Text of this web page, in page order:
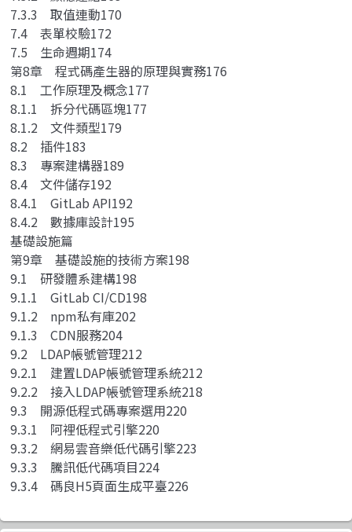
7.3.3 取值連動170
7.4 表單校驗172
7.5 生命週期174
第8章 程式碼產生器的原理與實務176
8.1 工作原理及概念177
8.1.1 拆分代碼區塊177
8.1.2 文件類型179
8.2 插件183
8.3 專案建構器189
8.4 文件儲存192
8.4.1 GitLab API192
8.4.2 數據庫設計195
基礎設施篇
第9章 基礎設施的技術方案198
9.1 研發體系建構198
9.1.1 GitLab CI/CD198
9.1.2 npm私有庫202
9.1.3 CDN服務204
9.2 LDAP帳號管理212
9.2.1 建置LDAP帳號管理系統212
9.2.2 接入LDAP帳號管理系統218
9.3 開源低程式碼專案選用220
9.3.1 阿裡低程式引擎220
9.3.2 網易雲音樂低代碼引擎223
9.3.3 騰訊低代碼項目224
9.3.4 碼良H5頁面生成平臺226